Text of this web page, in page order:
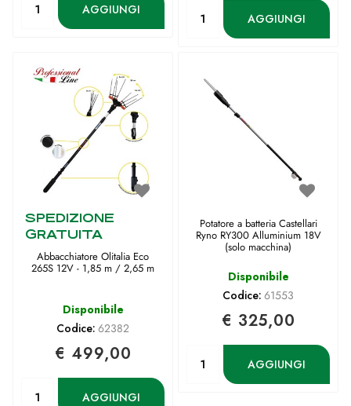
AGGIUNGI
AGGIUNGI
SPEDIZIONE
GRATUITA
Abbacchiatore Olitalia Eco
265S 12V - 1,85 m / 2,65 m
Disponibile
Codice: 62382
€ 499,00
AGGIUNGI
Potatore a batteria Castellari
Ryno RY300 Alluminium 18V
(solo macchina)
Disponibile
Codice: 61553
€ 325,00
AGGIUNGI